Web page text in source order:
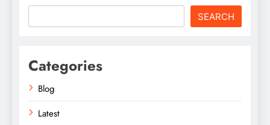
SEARCH
Categories
Blog
Latest